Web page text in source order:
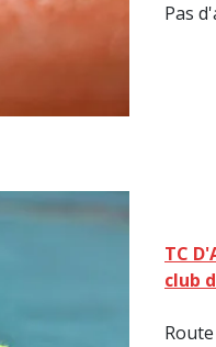
Pas
TC
club
Route